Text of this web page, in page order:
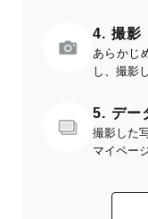
4. 撮影
あらかじ
し、撮影
5. デー
撮影した
マイペー